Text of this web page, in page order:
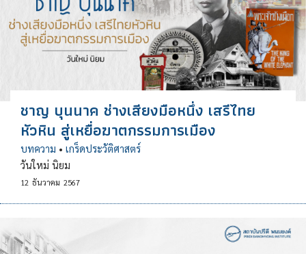
ชาญ บุนนาค ช่างเสียงมือหนึ่ง เสรีไทย
หัวหิน สู่เหยื่อฆาตกรรมการเมือง
บทความ • เกร็ดประวัติศาสตร์
วันใหม่ นิยม
12 ธันวาคม 2567